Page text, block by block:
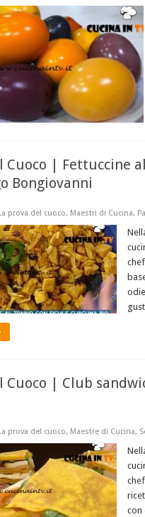
Cuoco | Fettuccine
Bongiovanni
La prova del cuoco, Maestri di Cucina,
Cuoco | Club
La prova del cuoco, Maestre di Cucina,
con